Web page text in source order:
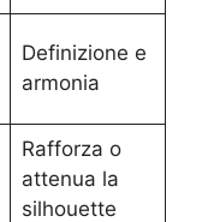
Definizione e
armonia
Rafforza o
attenua la
silhouette